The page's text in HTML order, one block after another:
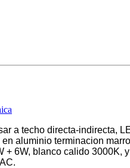
a techo directa-indirecta,
aluminio terminacion
+ 6W, blanco calido 3000K,